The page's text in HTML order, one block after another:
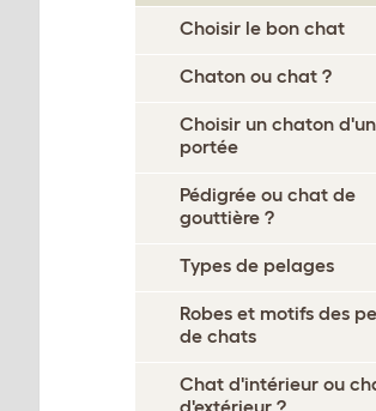
Choisir le bon chat
Chaton ou chat ?
Choisir un chaton
portée
Pédigrée ou chat de
gouttière ?
Types de pelages
Robes et motifs des
de chats
Chat d'intérieur ou
d'extérieur ?